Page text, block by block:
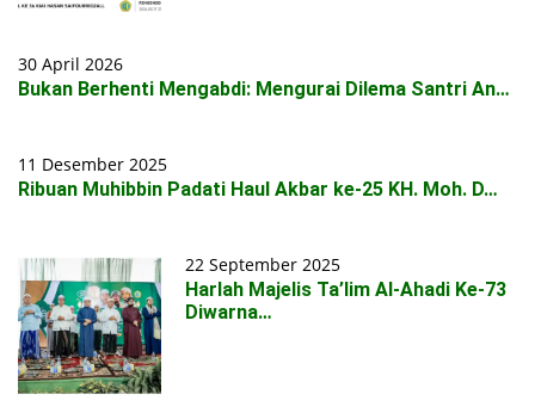
30 April 2026
Bukan Berhenti Mengabdi: Mengurai Dilema Santri An…
11 Desember 2025
Ribuan Muhibbin Padati Haul Akbar ke-25 KH. Moh. D…
22 September 2025
Harlah Majelis Ta’lim Al-Ahadi Ke-73
Diwarna…